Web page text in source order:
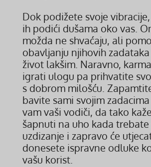
Dok podižete svoje
ih podići dušama oko vas.
možda ne shvaćaju, ali
obavljanju njihovih
život lakšim. Naravno,
igrati ulogu pa prihvatite
s dobrom milošću.
bavite sami svojim
vam vaši vodiči, da tako
šapnuti na uho kada
uzdizanje i zapravo će
donesete ispravne odluke
vašu korist.